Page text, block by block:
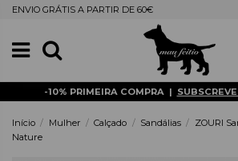
ENVIO GRÁTIS A PARTIR DE 60€
-10% PRIMEIRA COMPRA |
Início Mulher Calçado Sandálias
ZOURI
Nature